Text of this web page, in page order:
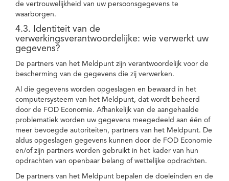
de vertrouwelijkheid van uw persoonsgegevens te
waarborgen.
4.3. Identiteit van de
verwerkingsverantwoordelijke: wie verwerkt uw
gegevens?
De partners van het Meldpunt zijn verantwoordelijk voor de
bescherming van de gegevens die zij verwerken.
Al die gegevens worden opgeslagen en bewaard in het
computersysteem van het Meldpunt, dat wordt beheerd
door de FOD Economie. Afhankelijk van de aangehaalde
problematiek worden uw gegevens meegedeeld aan één of
meer bevoegde autoriteiten, partners van het Meldpunt. De
aldus opgeslagen gegevens kunnen door de FOD Economie
en/of zijn partners worden gebruikt in het kader van hun
opdrachten van openbaar belang of wettelijke opdrachten.
De partners van het Meldpunt bepalen de doeleinden en de